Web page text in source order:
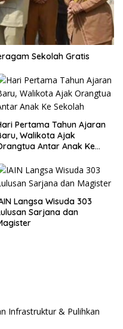
Sekolah Gratis
Pertama Tahun Ajaran
Walikota Ajak
Antar Anak Ke
Langsa Wisuda 303
Sarjana dan